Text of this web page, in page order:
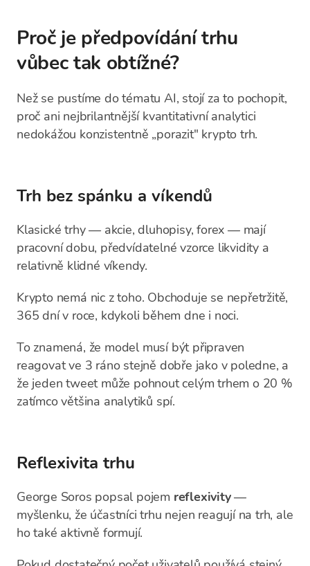
Proč je předpovídání trhu
vůbec tak obtížné?
Než se pustíme do tématu AI, stojí za to pochopit,
proč ani nejbrilantnější kvantitativní analytici
nedokážou konzistentně „porazit" krypto trh.
Trh bez spánku a víkendů
Klasické trhy — akcie, dluhopisy, forex — mají
pracovní dobu, předvídatelné vzorce likvidity a
relativně klidné víkendy.
Krypto nemá nic z toho. Obchoduje se nepřetržitě,
365 dní v roce, kdykoli během dne i noci.
To znamená, že model musí být připraven
reagovat ve 3 ráno stejně dobře jako v poledne, a
že jeden tweet může pohnout celým trhem o 20 %
zatímco většina analytiků spí.
Reflexivita trhu
George Soros popsal pojem reflexivity—
myšlenku, že účastníci trhu nejen reagují na trh, ale
ho také aktivně formují.